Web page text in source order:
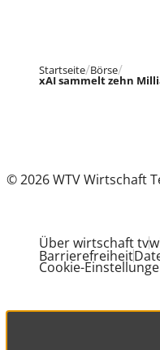
Startseite Börse
xAI sammelt zehn
© 2026 WTV Wirtschaft
Über wirtschaft tv
Barrierefreiheit
Cookie-